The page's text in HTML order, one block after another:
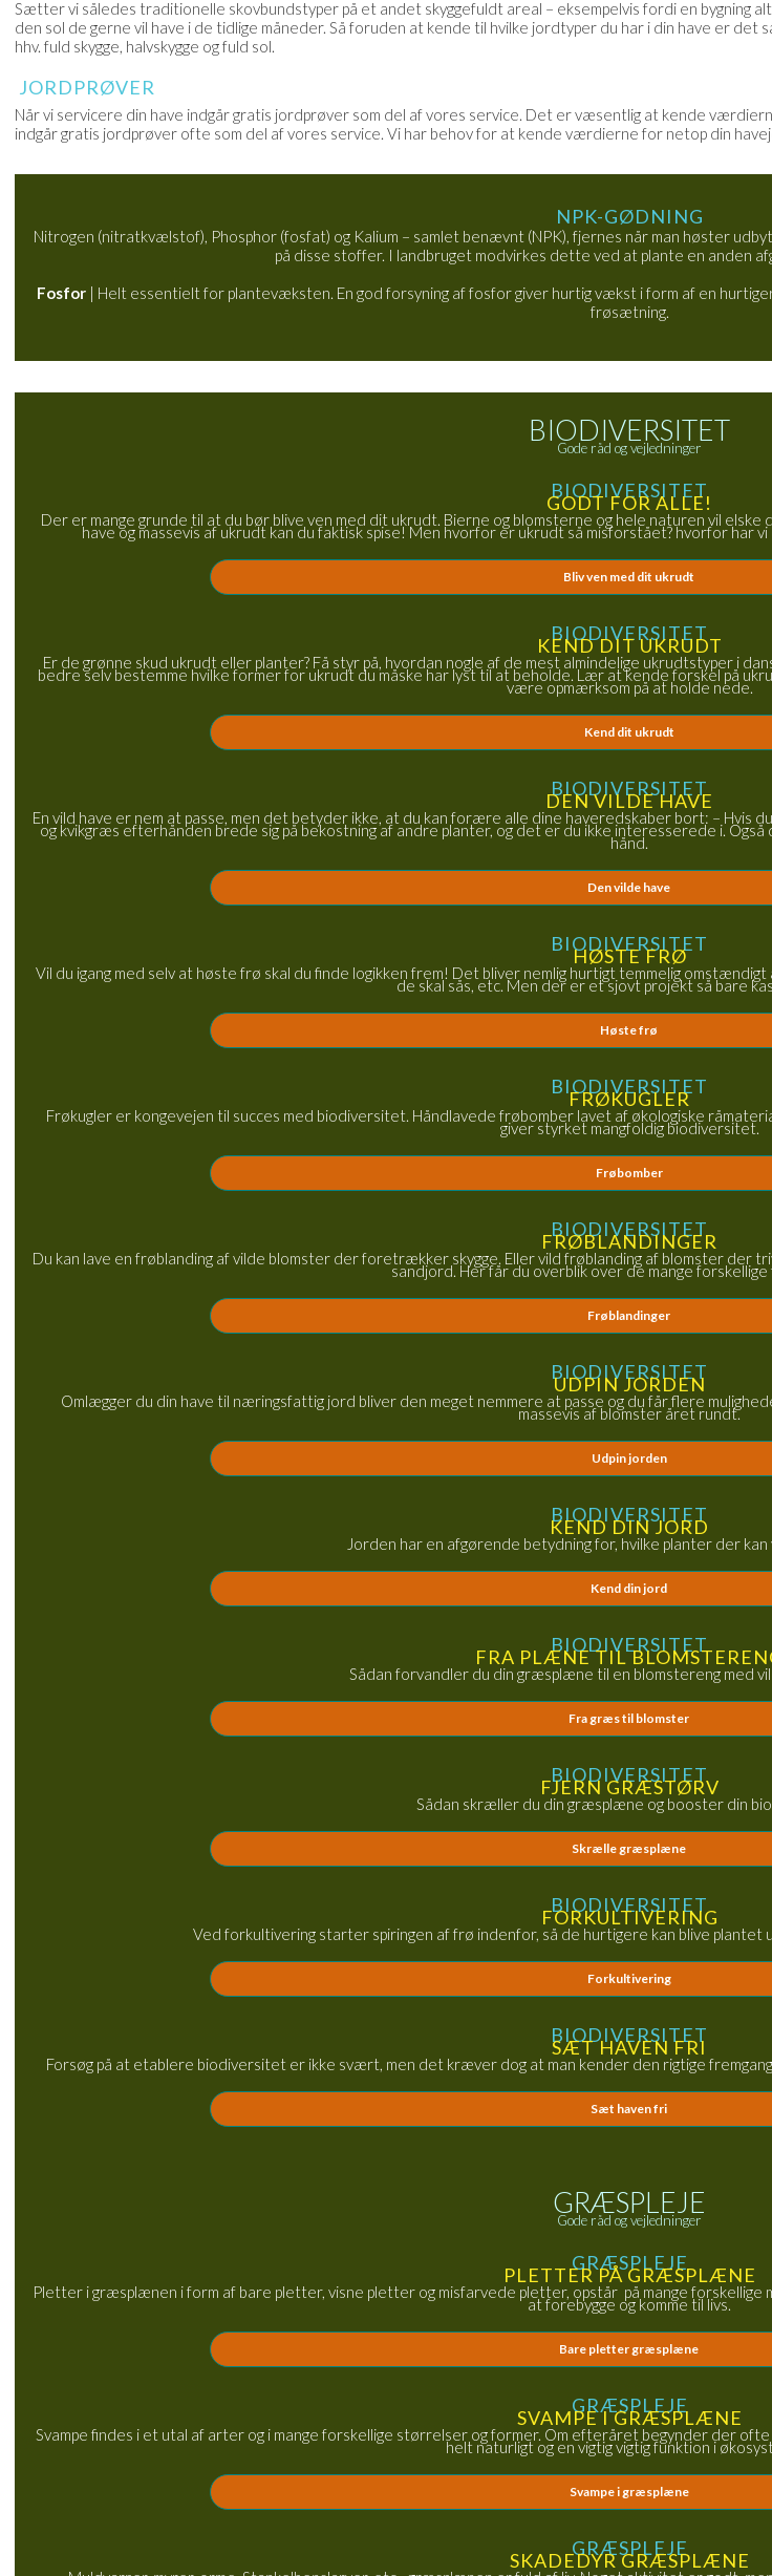
Sætter vi således traditionelle skovbundstyper på et andet skyggefuldt areal – eksempelvis fordi en bygning
den sol de gerne vil have i de tidlige måneder. Så foruden at kende til hvilke jordtyper du har i din have er
hhv. fuld skygge, halvskygge og fuld sol.
JORDPRØVER
Når vi servicere din have indgår gratis jordprøver som del af vores service. Det er væsentlig at kende
indgår gratis jordprøver ofte som del af vores service. Vi har behov for at kende værdierne for netop din
NPK-GØDNING
Nitrogen (nitratkvælstof), Phosphor (fosfat) og Kalium – samlet benævnt (NPK), fjernes når man høster
på disse stoffer. I landbruget modvirkes dette ved at plante en anden
Fosfor| Helt essentielt for plantevæksten. En god forsyning af fosfor giver hurtig vækst i form af en
frøsætning.
BIODIVERSITET
Gode råd og vejledninger
BIODIVERSITET
GODT FOR ALLE!
Der er mange grunde til at du bør blive ven med dit ukrudt. Bierne og blomsterne og hele naturen vil
have og massevis af ukrudt kan du faktisk spise! Men hvorfor er ukrudt så misforstået? hvorfor har
Bliv ven med dit ukrudt
BIODIVERSITET
KEND DIT UKRUDT
Er de grønne skud ukrudt eller planter? Få styr på, hvordan nogle af de mest almindelige ukrudtstyper i
bedre selv bestemme hvilke former for ukrudt du måske har lyst til at beholde. Lær at kende forskel på
være opmærksom på at holde nede.
Kend dit ukrudt
BIODIVERSITET
DEN VILDE HAVE
En vild have er nem at passe, men det betyder ikke, at du kan forære alle dine haveredskaber bort: – Hvis
og kvikgræs efterhånden brede sig på bekostning af andre planter, og det er du ikke interesserede i. Også
hånd.
Den vilde have
BIODIVERSITET
HØSTE FRØ
Vil du igang med selv at høste frø skal du finde logikken frem! Det bliver nemlig hurtigt temmelig
de skal sås, etc. Men der er et sjovt projekt så bare
Høste frø
BIODIVERSITET
FRØKUGLER
Frøkugler er kongevejen til succes med biodiversitet. Håndlavede frøbomber lavet af økologiske
giver styrket mangfoldig biodiversitet.
Frøbomber
BIODIVERSITET
FRØBLANDINGER
Du kan lave en frøblanding af vilde blomster der foretrækker skygge. Eller vild frøblanding af blomster der
sandjord. Her får du overblik over de mange
Frøblandinger
BIODIVERSITET
UDPIN JORDEN
Omlægger du din have til næringsfattig jord bliver den meget nemmere at passe og du får flere
massevis af blomster året rundt.
Udpin jorden
BIODIVERSITET
KEND DIN JORD
Jorden har en afgørende betydning for, hvilke planter der kan
Kend din jord
BIODIVERSITET
FRA PLÆNE TIL
Sådan forvandler du din græsplæne til en blomstereng med
Fra græs til blomster
BIODIVERSITET
FJERN GRÆSTØRV
Sådan skræller du din græsplæne og booster din
Skrælle græsplæne
BIODIVERSITET
FORKULTIVERING
Ved forkultivering starter spiringen af frø indenfor, så de hurtigere kan blive plantet
Forkultivering
BIODIVERSITET
SÆT HAVEN FRI
Forsøg på at etablere biodiversitet er ikke svært, men det kræver dog at man kender den rigtige
Sæt haven fri
GRÆSPLEJE
Gode råd og vejledninger
GRÆSPLEJE
PLETTER PÅ GRÆSPLÆNE
Pletter i græsplænen i form af bare pletter, visne pletter og misfarvede pletter, opstår på mange forskellige
at forebygge og komme til livs.
Bare pletter græsplæne
GRÆSPLEJE
SVAMPE I GRÆSPLÆNE
Svampe findes i et utal af arter og i mange forskellige størrelser og former. Om efteråret begynder der
helt naturligt og en vigtig vigtig funktion i
Svampe i græsplæne
GRÆSPLEJE
SKADEDYR GRÆSPLÆNE